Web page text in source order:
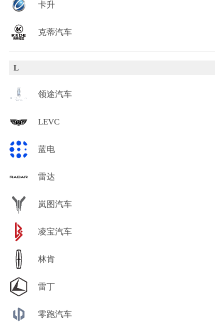
卡升
克蒂汽车
L
领途汽车
LEVC
蓝电
雷达
岚图汽车
凌宝汽车
林肯
雷丁
零跑汽车